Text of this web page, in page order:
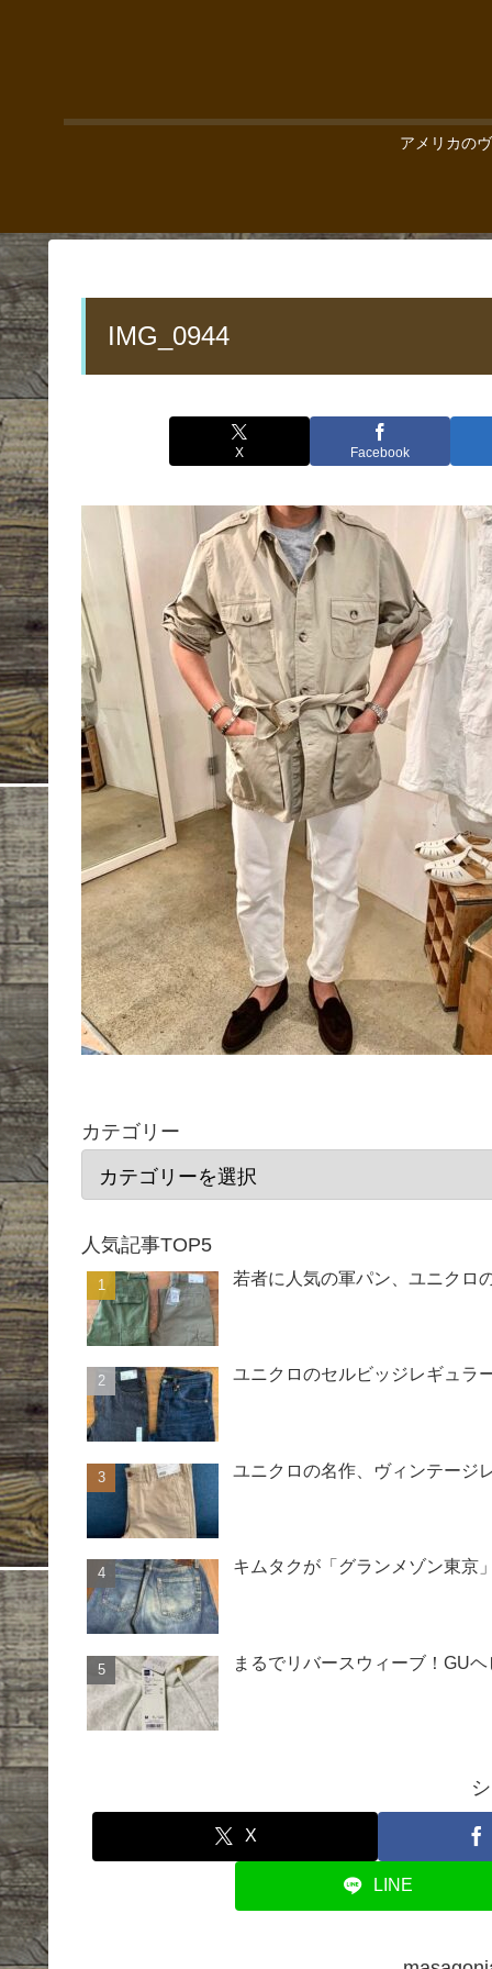
アメリカの
IMG_0944
X Facebook
カテゴリー
人気記事TOP5
若者に人気の軍パン、ユニクロ
ユニクロのセルビッジレギュラ
ユニクロの名作、ヴィンテージ
キムタクが「グランメゾン東京
まるでリバースウィーブ！GU
X
LINE